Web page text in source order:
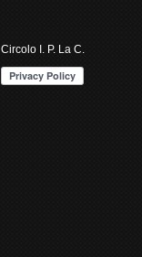
Circolo I. P. La C.